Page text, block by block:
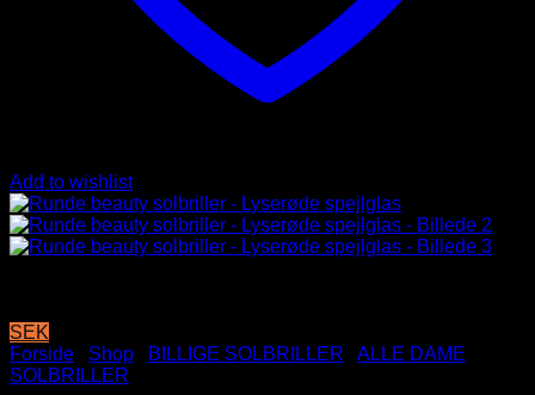
Add to wishlist
SEK
Forside
Shop BILLIGE SOLBRILLER
ALLE DAME
SOLBRILLER